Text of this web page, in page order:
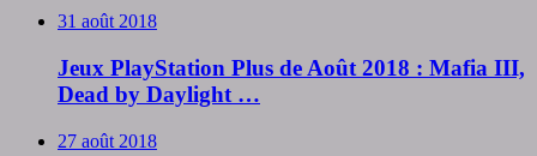
31 août 2018
Jeux PlayStation Plus de Août 2018 : Mafia III,
Dead by Daylight …
27 août 2018